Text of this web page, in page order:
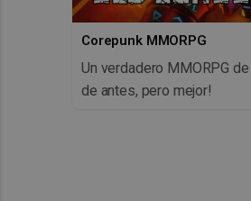
Corepunk MMORPG
Un verdadero MMORPG
de antes, pero mejor!